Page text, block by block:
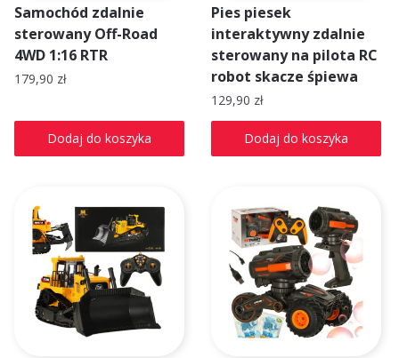
Samochód zdalnie
sterowany Off-Road
4WD 1:16 RTR
179,90 zł
Dodaj do koszyka
Pies piesek
interaktywny zdalnie
sterowany na pilota RC
robot skacze śpiewa
129,90 zł
Dodaj do koszyka